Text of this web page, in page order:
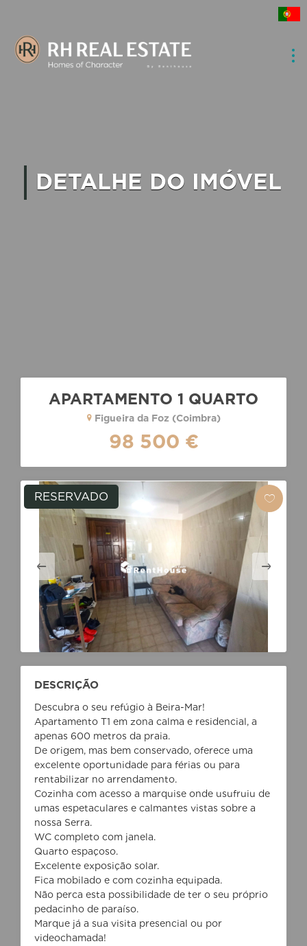
DETALHE DO IMÓVEL
APARTAMENTO 1 QUARTO
Figueira da Foz (Coimbra)
98 500 €
RESERVADO
DESCRIÇÃO
Descubra o seu refúgio à Beira-Mar!
Apartamento T1 em zona calma e residencial, a
apenas 600 metros da praia.
De origem, mas bem conservado, oferece uma
excelente oportunidade para férias ou para
rentabilizar no arrendamento.
Cozinha com acesso a marquise onde usufruiu de
umas espetaculares e calmantes vistas sobre a
nossa Serra.
WC completo com janela.
Quarto espaçoso.
Excelente exposição solar.
Fica mobilado e com cozinha equipada.
Não perca esta possibilidade de ter o seu próprio
pedacinho de paraíso.
Marque já a sua visita presencial ou por
videochamada!